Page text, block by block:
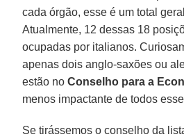
cada órgão, esse é um total
Atualmente, 12 dessas 18
ocupadas por italianos.
apenas dois anglo-saxões ou
estão noConselho para a
menos impactante de todos
Se tirássemos o conselho da